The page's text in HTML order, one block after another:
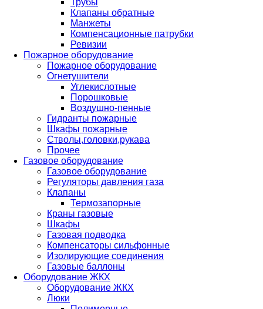
Трубы
Клапаны обратные
Манжеты
Компенсационные патрубки
Ревизии
Пожарное оборудование
Пожарное оборудование
Огнетушители
Углекислотные
Порошковые
Воздушно-пенные
Гидранты пожарные
Шкафы пожарные
Стволы,головки,рукава
Прочее
Газовое оборудование
Газовое оборудование
Регуляторы давления газа
Клапаны
Термозапорные
Краны газовые
Шкафы
Газовая подводка
Компенсаторы сильфонные
Изолирующие соединения
Газовые баллоны
Оборудование ЖКХ
Оборудование ЖКХ
Люки